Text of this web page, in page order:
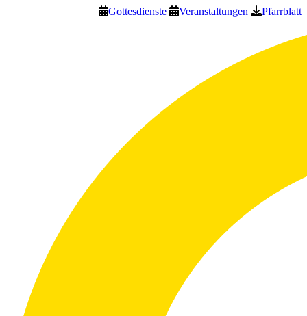
Gottesdienste Veranstaltungen Pfarrblatt